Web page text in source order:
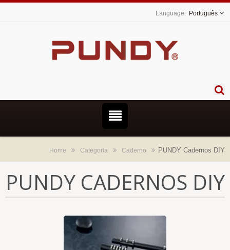
Português
Home Categoria Caderno PUNDY Cadernos DIY
PUNDY CADERNOS DIY